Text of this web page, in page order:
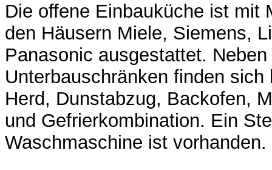
Die offene Einbauküche ist mit
den Häusern Miele, Siemens,
Panasonic ausgestattet.
Unterbauschränken finden sich
Herd, Dunstabzug, Backofen,
und Gefrierkombination. Ein
Waschmaschine ist vorhanden.